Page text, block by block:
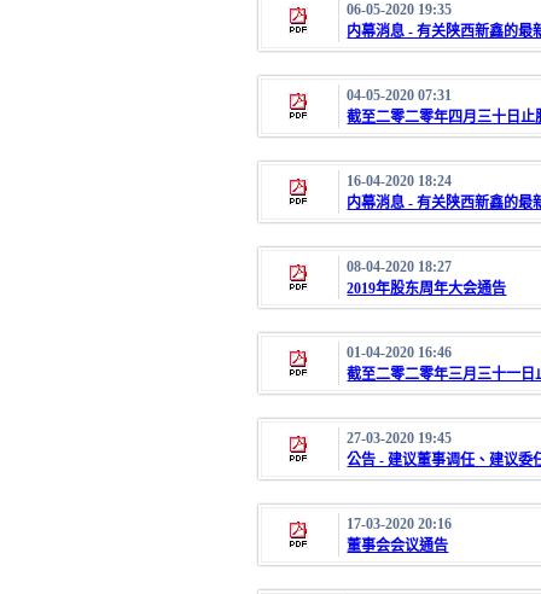
06-05-2020 19:35
内幕消息 - 有关陕西新鑫的最
04-05-2020 07:31
截至二零二零年四月三十日
16-04-2020 18:24
内幕消息 - 有关陕西新鑫的最
08-04-2020 18:27
2019年股东周年大会通告
01-04-2020 16:46
截至二零二零年三月三十一
27-03-2020 19:45
公告 - 建议董事调任、建议委
17-03-2020 20:16
董事会会议通告